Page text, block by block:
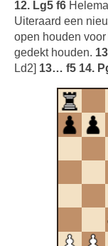
12. Lg5 f6
Uiteraard een
open houden
gedekt houden.
Ld2] 13… f5 14.